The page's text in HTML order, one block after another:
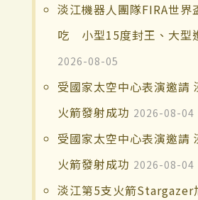
淡江機器人團隊FIRA世界
吃 小型15度封王、大型
2026-08-05
受國家太空中心表演邀請
火箭發射成功 2026-08-04
受國家太空中心表演邀請
火箭發射成功 2026-08-04
淡江第5支火箭Stargazer